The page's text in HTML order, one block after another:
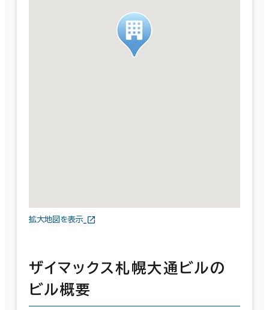
拡大地図を表示
ザイマックス札幌大通ビルの
ビル概要